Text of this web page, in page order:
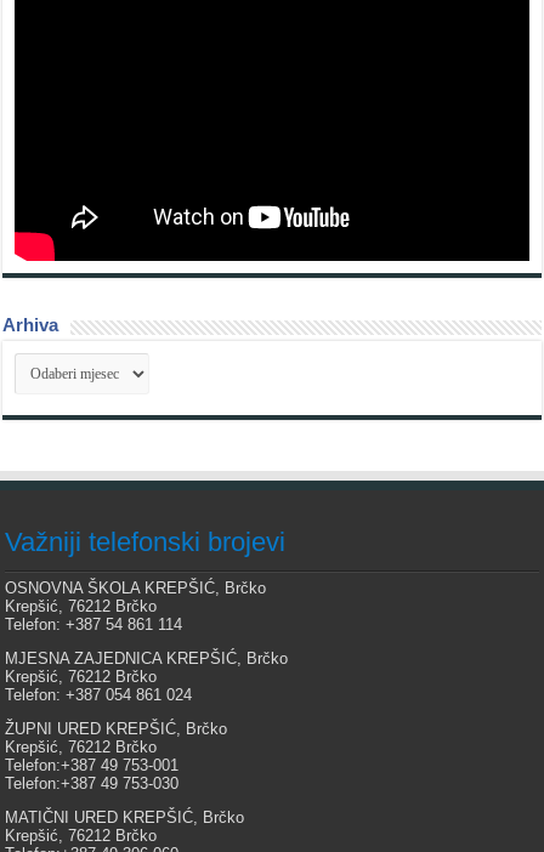
Arhiva
Arhiva
Važniji telefonski brojevi
OSNOVNA ŠKOLA KREPŠIĆ, Brčko
Krepšić, 76212 Brčko
Telefon: +387 54 861 114
MJESNA ZAJEDNICA KREPŠIĆ, Brčko
Krepšić, 76212 Brčko
Telefon: +387 054 861 024
ŽUPNI URED KREPŠIĆ, Brčko
Krepšić, 76212 Brčko
Telefon:+387 49 753-001
Telefon:+387 49 753-030
MATIČNI URED KREPŠIĆ, Brčko
Krepšić, 76212 Brčko